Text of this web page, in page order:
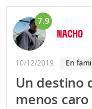
7.9
NACHO
10/12/2019 En
Un destino
menos